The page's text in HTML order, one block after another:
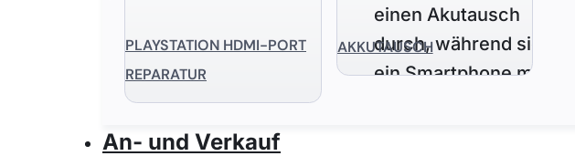
PLAYSTATION HDMI-PORT
REPARATUR
AKKUTAUSCH
An- und Verkauf